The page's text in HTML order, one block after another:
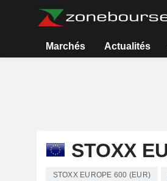
Marchés Actualités
STOXX
STOXX EUROPE 600 (EUR)